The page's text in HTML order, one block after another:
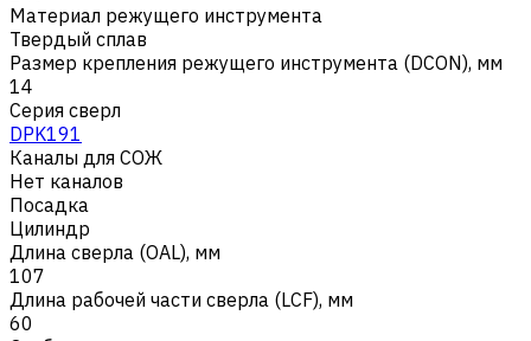
Материал режущего инструмента
Твердый сплав
Размер крепления режущего инструмента (DCON), мм
14
Серия сверл
DPK191
Каналы для СОЖ
Нет каналов
Посадка
Цилиндр
Длина сверла (OAL), мм
107
Длина рабочей части сверла (LCF), мм
60